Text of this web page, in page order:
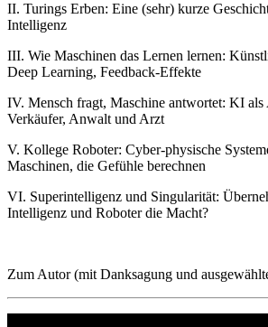
II. Turings Erben: Eine (sehr) kurze
Intelligenz
III. Wie Maschinen das Lernen lernen:
Deep Learning, Feedback-Effekte
IV. Mensch fragt, Maschine antwortet: KI als
Verkäufer, Anwalt und Arzt
V. Kollege Roboter: Cyber-physische
Maschinen, die Gefühle berechnen
VI. Superintelligenz und Singularität:
Intelligenz und Roboter die Macht?
Zum Autor (mit Danksagung und